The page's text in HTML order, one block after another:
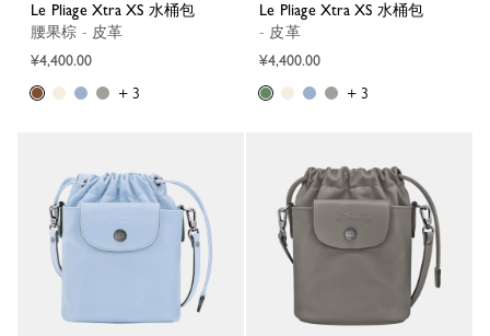
Le Pliage Xtra XS 水桶包
腰果棕 - 皮革
¥4,400.00
+ 3
Le Pliage Xtra XS 水桶包
- 皮革
¥4,400.00
+ 3